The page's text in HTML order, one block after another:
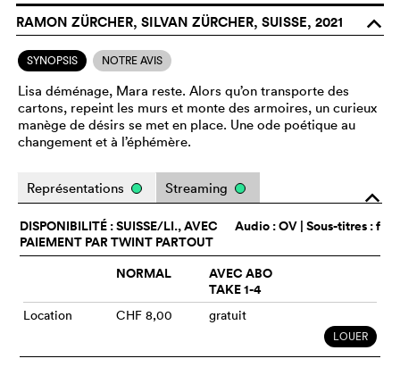
RAMON ZÜRCHER, SILVAN ZÜRCHER, SUISSE, 2021 o
SYNOPSIS NOTRE AVIS
Lisa déménage, Mara reste. Alors qu’on transporte des
cartons, repeint les murs et monte des armoires, un curieux
manège de désirs se met en place. Une ode poétique au
changement et à l’éphémère.
o
Représentations Streaming
Audio :OV | Sous-titres : f
DISPONIBILITÉ : SUISSE/LI., AVEC
PAIEMENT PAR TWINT PARTOUT
NORMAL
AVEC ABO
TAKE 1-4
Location CHF 8,00 gratuit
LOUER